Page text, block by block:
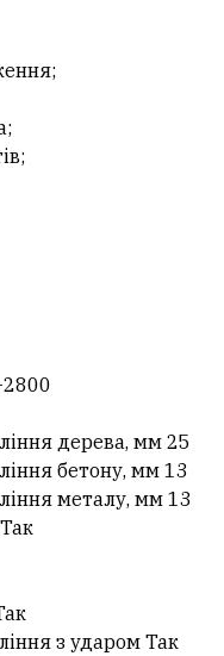
2800
дерева, мм 25
бетону, мм 13
металу, мм 13
з ударом Так